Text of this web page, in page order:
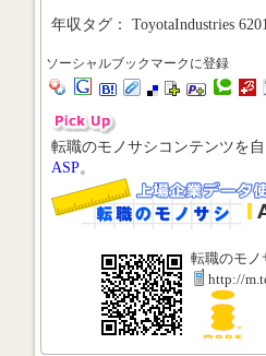
年収タグ： ToyotaIndustries 6201
ソーシャルブックマークに登録
転職のモノサシコンテンツを
ASP。
転職のモノ
http://